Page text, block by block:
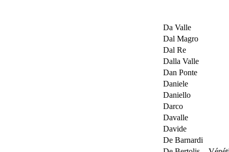
Da Valle
Dal Magro
Dal Re
Dalla Valle
Dan Ponte
Daniele
Daniello
Darco
Davalle
Davide
De Barnardi